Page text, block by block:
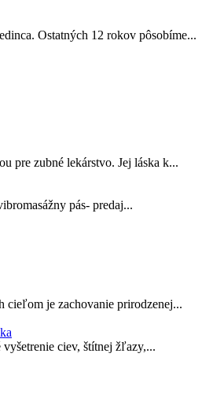
Ostatných 12 rokov pôsobíme...
pre zubné lekárstvo. Jej láska k...
pás- predaj...
cieľom je zachovanie prirodzenej...
ciev, štítnej žľazy,...